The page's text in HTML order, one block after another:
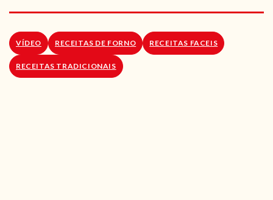
LOJA ONLINE
VÍDEO RECEITAS DE FORNO RECEITAS FACEIS
RECEITAS TRADICIONAIS